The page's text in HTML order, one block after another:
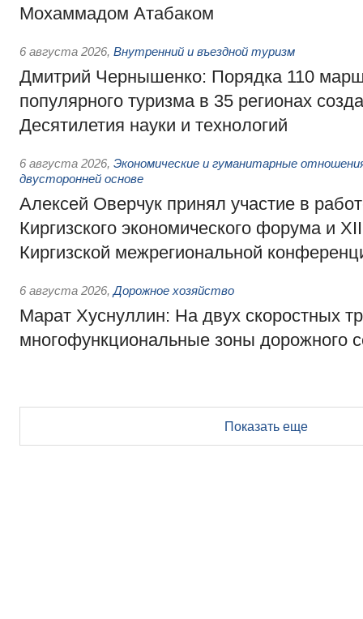
Мохаммадом Атабаком
6 августа 2026, Внутренний и въездной туризм
Дмитрий Чернышенко: Порядка 110
популярного туризма в 35 регионах
Десятилетия науки и технологий
6 августа 2026, Экономические и гуманитарные
двусторонней основе
Алексей Оверчук принял участие в
Киргизского экономического форума и
Киргизской межрегиональной
6 августа 2026, Дорожное хозяйство
Марат Хуснуллин: На двух скоростных
многофункциональные зоны дорожного
Показать еще